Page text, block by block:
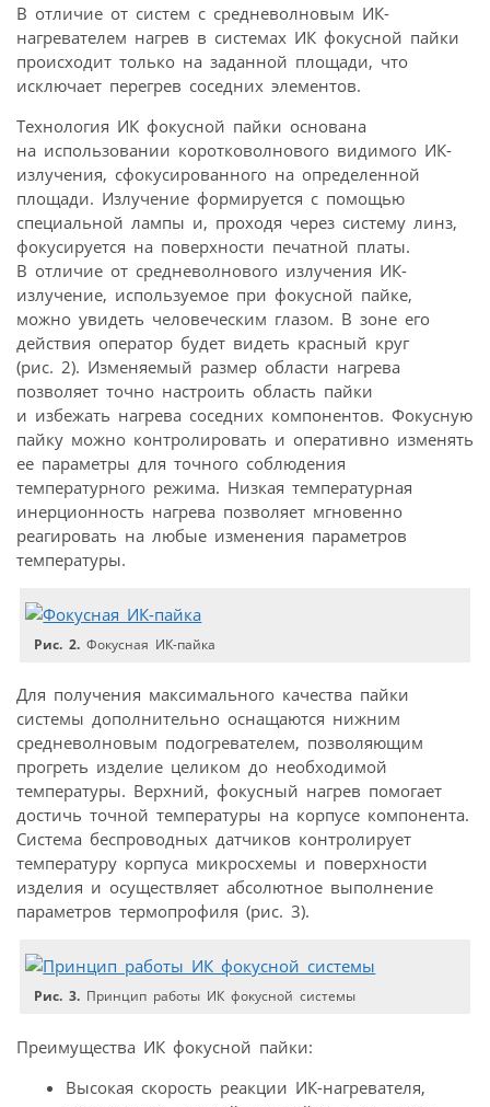
В отличие от систем с средневолновым ИК-
нагревателем нагрев в системах ИК фокусной пайки
происходит только на заданной площади, что
исключает перегрев соседних элементов.
Технология ИК фокусной пайки основана
на использовании коротковолнового видимого ИК-
излучения, сфокусированного на определенной
площади. Излучение формируется с помощью
специальной лампы и, проходя через систему линз,
фокусируется на поверхности печатной платы.
В отличие от средневолнового излучения ИК-
излучение, используемое при фокусной пайке,
можно увидеть человеческим глазом. В зоне его
действия оператор будет видеть красный круг
(рис. 2). Изменяемый размер области нагрева
позволяет точно настроить область пайки
и избежать нагрева соседних компонентов. Фокусную
пайку можно контролировать и оперативно изменять
ее параметры для точного соблюдения
температурного режима. Низкая температурная
инерционность нагрева позволяет мгновенно
реагировать на любые изменения параметров
температуры.
Рис. 2. Фокусная ИК-пайка
Для получения максимального качества пайки
системы дополнительно оснащаются нижним
средневолновым подогревателем, позволяющим
прогреть изделие целиком до необходимой
температуры. Верхний, фокусный нагрев помогает
достичь точной температуры на корпусе компонента.
Система беспроводных датчиков контролирует
температуру корпуса микросхемы и поверхности
изделия и осуществляет абсолютное выполнение
параметров термопрофиля (рис. 3).
Рис. 3. Принцип работы ИК фокусной системы
Преимущества ИК фокусной пайки:
Высокая скорость реакции ИК-нагревателя,